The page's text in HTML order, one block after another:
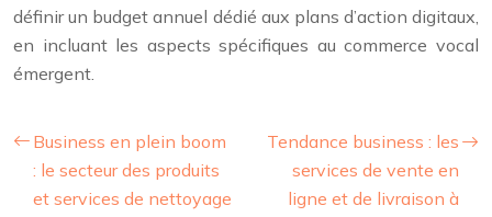
définir un budget annuel dédié aux plans d’action digitaux,
en incluant les aspects spécifiques au commerce vocal
émergent.
Business en plein boom
: le secteur des produits
et services de nettoyage
Tendance business : les
services de vente en
ligne et de livraison à